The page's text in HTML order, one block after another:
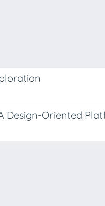
Design-Oriented